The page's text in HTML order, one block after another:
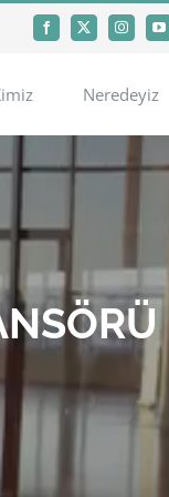
Facebook
X Instagram
Neredeyiz